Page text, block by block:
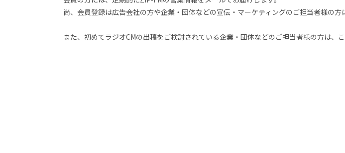
尚、会員登録は広告会社の方や企業・団体などの宣伝・マーケティングのご担当者様の方
また、初めてラジオCMの出稿をご検討されている企業・団体などのご担当者様の方は、